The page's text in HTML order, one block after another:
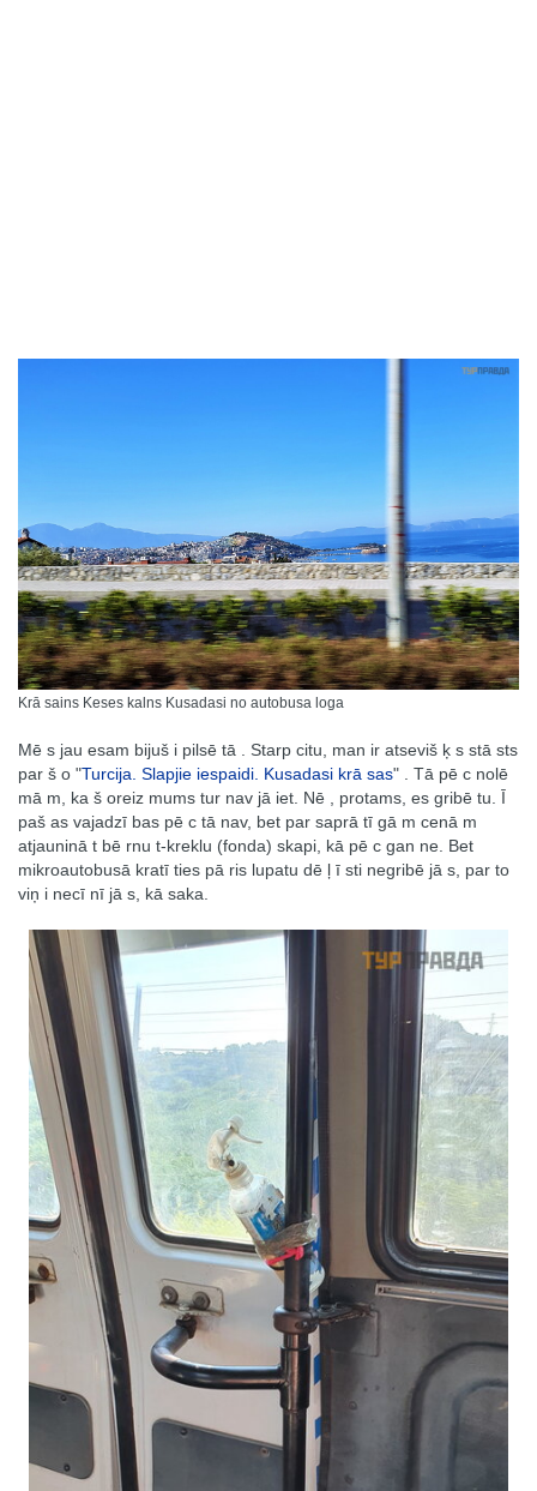
Krā sains Keses kalns Kusadasi no autobusa loga
Mē s jau esam bijuš i pilsē tā . Starp citu, man ir atseviš ķ s stā sts
par š o "Turcija. Slapjie iespaidi. Kusadasi krā sas" . Tā pē c nolē
mā m, ka š oreiz mums tur nav jā iet. Nē , protams, es gribē tu. Ī
paš as vajadzī bas pē c tā nav, bet par saprā tī gā m cenā m
atjauninā t bē rnu t-kreklu (fonda) skapi, kā pē c gan ne. Bet
mikroautobusā kratī ties pā ris lupatu dē ļ ī sti negribē jā s, par to
viņ i necī nī jā s, kā saka.